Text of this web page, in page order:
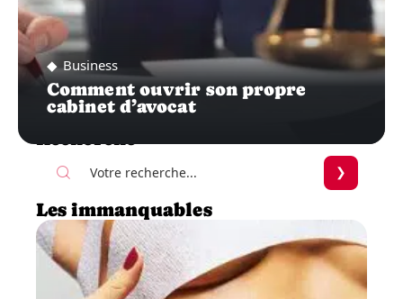
Business
Comment ouvrir son propre
cabinet d’avocat
Les immanquables